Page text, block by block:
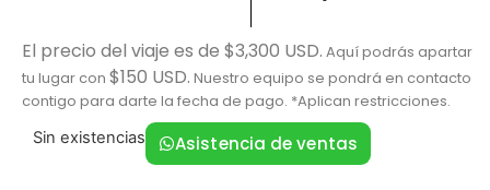
El precio del viaje es de $3,300 USD. Aquí podrás apartar
tu lugar con $150 USD. Nuestro equipo se pondrá en contacto
contigo para darte la fecha de pago. *Aplican restricciones.
Sin existencias Asistencia de ventas